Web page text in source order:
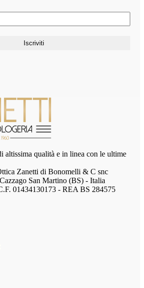
altissima qualità e in linea con le ultime
Zanetti di Bonomelli & C snc
San Martino (BS) - Italia
01434130173 - REA BS 284575